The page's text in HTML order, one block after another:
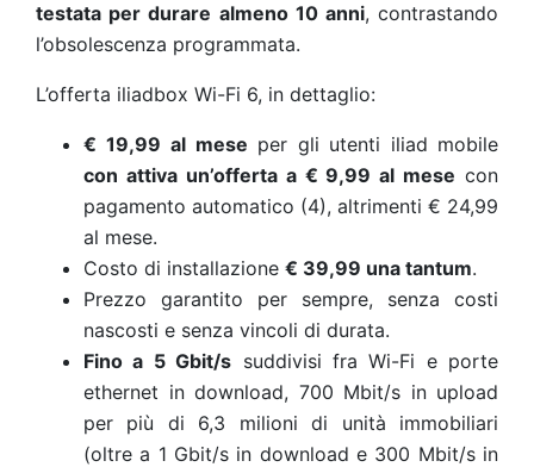
testata per durare almeno 10 anni, contrastando
l’obsolescenza programmata.
L’offerta iliadbox Wi-Fi 6, in dettaglio:
€ 19,99 al mese per gli utenti iliad mobile
con attiva un’offerta a € 9,99 al mese con
pagamento automatico (4), altrimenti € 24,99
al mese.
Costo di installazione € 39,99 una tantum.
Prezzo garantito per sempre, senza costi
nascosti e senza vincoli di durata.
Fino a 5 Gbit/s suddivisi fra Wi-Fi e porte
ethernet in download, 700 Mbit/s in upload
per più di 6,3 milioni di unità immobiliari
(oltre a 1 Gbit/s in download e 300 Mbit/s in